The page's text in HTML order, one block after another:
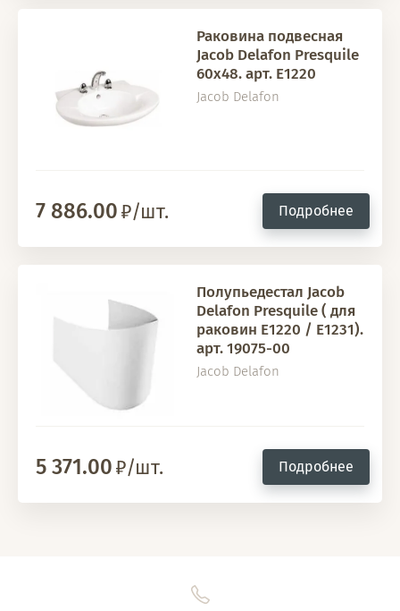
Раковина подвесная
Jacob Delafon Presquile
60х48. арт. E1220
Jacob Delafon
7 886.00 /шт. Подробнее
Полупьедестал Jacob
Delafon Presquile ( для
раковин E1220 / E1231).
арт. 19075-00
Jacob Delafon
5 371.00 /шт. Подробнее